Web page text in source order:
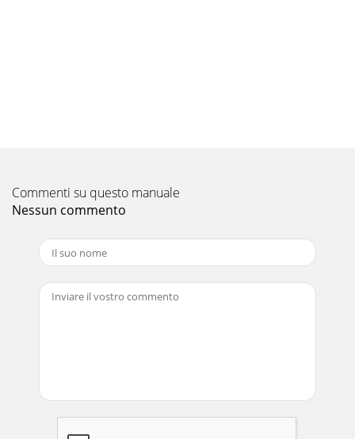
Commenti su questo manuale
Nessun commento